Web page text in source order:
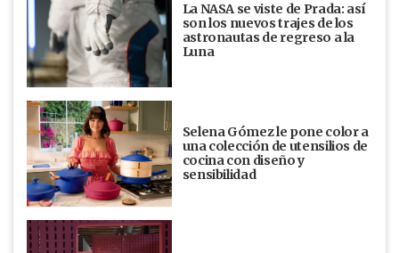
La NASA se viste de Prada: así
son los nuevos trajes de los
astronautas de regreso a la
Luna
Selena Gómez le pone color a
una colección de utensilios de
cocina con diseño y
sensibilidad